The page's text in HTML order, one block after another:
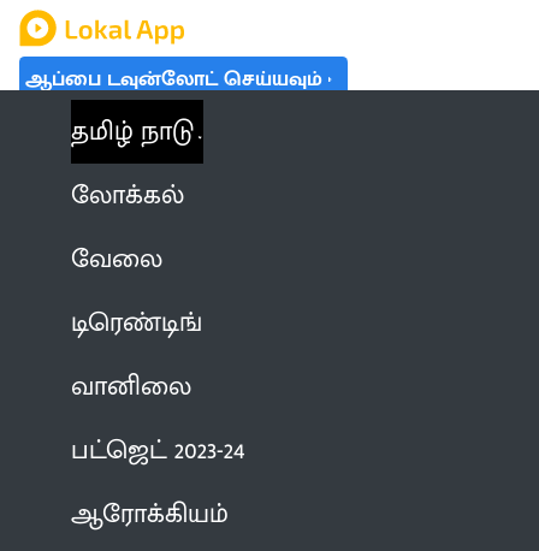
ஆப்பை டவுன்லோட் செய்யவும்
தமிழ் நாடு
லோக்கல்
வேலை
டிரெண்டிங்
வானிலை
பட்ஜெட் 2023-24
ஆரோக்கியம்